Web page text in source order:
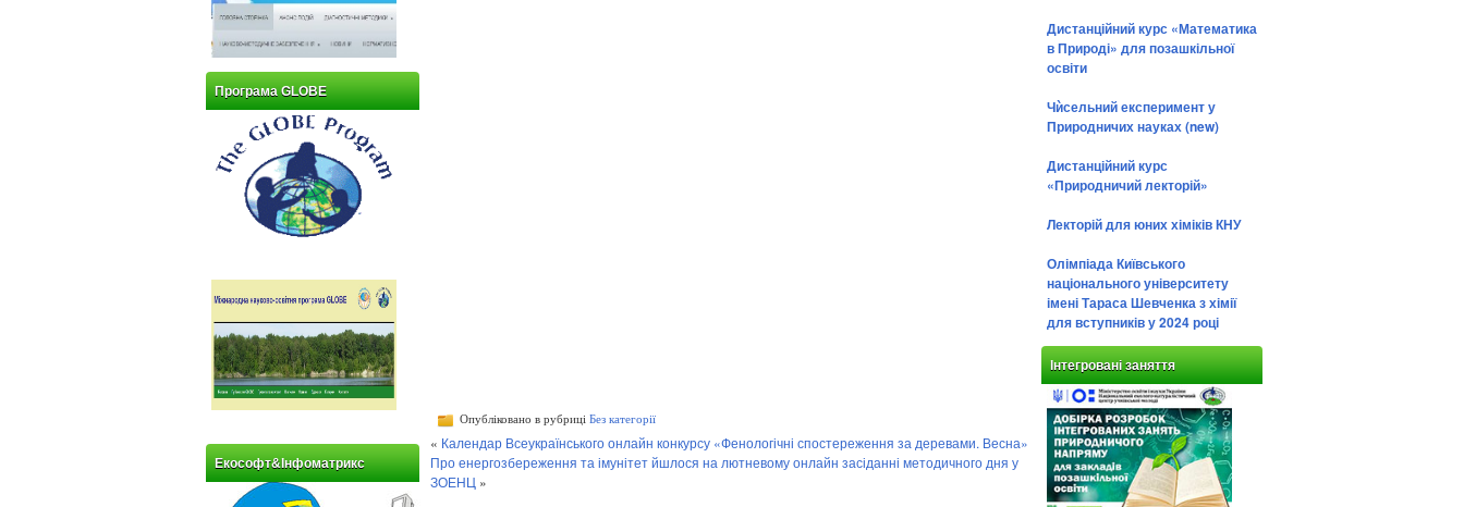
Програма GLOBE
Екософт&Інфоматрикс
Опубліковано в рубриці Без категорії
« Календар Всеукраїнського онлайн конкурсу «Фенологічні спостереження за деревами. Весна»
Про енергозбереження та імунітет йшлося на лютневому онлайн засіданні методичного дня у
ЗОЕНЦ »
Дистанційний курс «Математика
в Природі» для позашкільної
освіти
Чѝсельний експеримент у
Природничих науках (new)
Дистанційний курс
«Природничий лекторій»
Лекторій для юних хіміків КНУ
Олімпіада Київського
національного університету
імені Тараса Шевченка з хімії
для вступників у 2024 році
Інтегровані заняття